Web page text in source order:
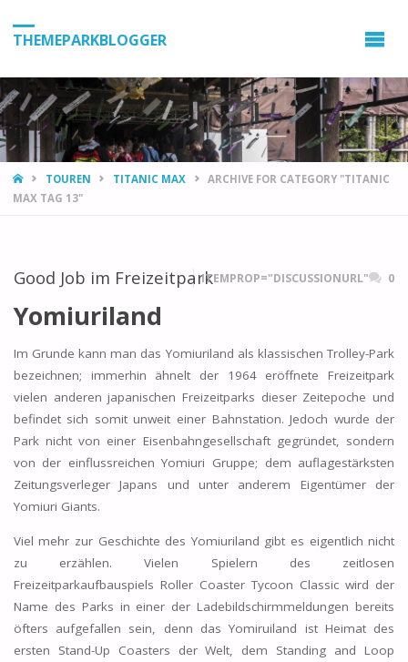
THEMEPARKBLOGGER
HOMETOUREN TITANIC MAX
ARCHIVE FOR CATEGORY "TITANIC
MAX TAG 13"
Good Job im FreizeitparkITEMPROP="DISCUSSIONURL" 0
Yomiuriland
Im Grunde kann man das Yomiuriland als klassischen Trolley-Park
bezeichnen; immerhin ähnelt der 1964 eröffnete Freizeitpark
vielen anderen japanischen Freizeitparks dieser Zeitepoche und
befindet sich somit unweit einer Bahnstation. Jedoch wurde der
Park nicht von einer Eisenbahngesellschaft gegründet, sondern
von der einflussreichen Yomiuri Gruppe; dem auflagestärksten
Zeitungsverleger Japans und unter anderem Eigentümer der
Yomiuri Giants.
Viel mehr zur Geschichte des Yomiuriland gibt es eigentlich nicht
zu erzählen. Vielen Spielern des zeitlosen
Freizeitparkaufbauspiels Roller Coaster Tycoon Classic wird der
Name des Parks in einer der Ladebildschirmmeldungen bereits
öfters aufgefallen sein, denn das Yomiruiland ist Heimat des
ersten Stand-Up Coasters der Welt, dem Standing and Loop